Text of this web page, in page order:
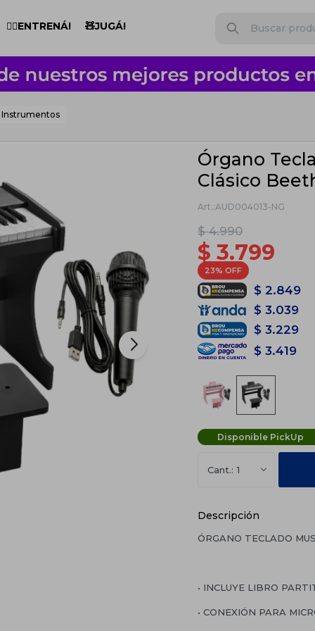
🏋️‍♂️ENTRENÁ! 🧸JUGÁ!
Instrumentos
Órgano
Clásico
AUD004013-NG
$ 4.990
$ 3.799
23
$ 2.849
$ 3.039
$ 3.229
$ 3.419
Disponible PickUp
1
Descripción
ÓRGANO TECLADO
• INCLUYE LIBRO
• CONEXIÓN PARA